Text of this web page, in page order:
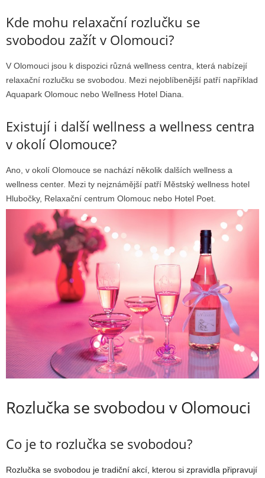
Kde mohu relaxační rozlučku se
svobodou zažít v Olomouci?
V Olomouci jsou k dispozici různá wellness centra, která nabízejí
relaxační rozlučku se svobodou. Mezi nejoblíbenější patří například
Aquapark Olomouc nebo Wellness Hotel Diana.
Existují i další wellness a wellness centra
v okolí Olomouce?
Ano, v okolí Olomouce se nachází několik dalších wellness a
wellness center. Mezi ty nejznámější patří Městský wellness hotel
Hlubočky, Relaxační centrum Olomouc nebo Hotel Poet.
Rozlučka se svobodou v Olomouci
Co je to rozlučka se svobodou?
Rozlučka se svobodou je tradiční akcí, kterou si zpravidla připravují